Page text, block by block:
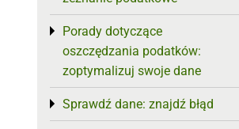
Porady dotyczące
oszczędzania podatków:
zoptymalizuj swoje dane
Toggle menu
Sprawdź dane: znajdź błąd
Toggle menu